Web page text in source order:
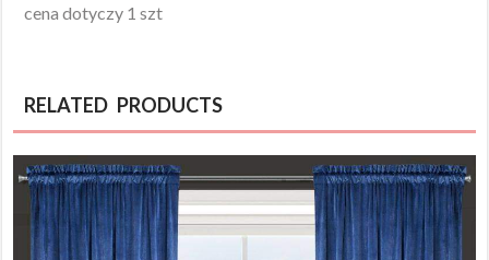
cena dotyczy 1 szt
RELATED PRODUCTS